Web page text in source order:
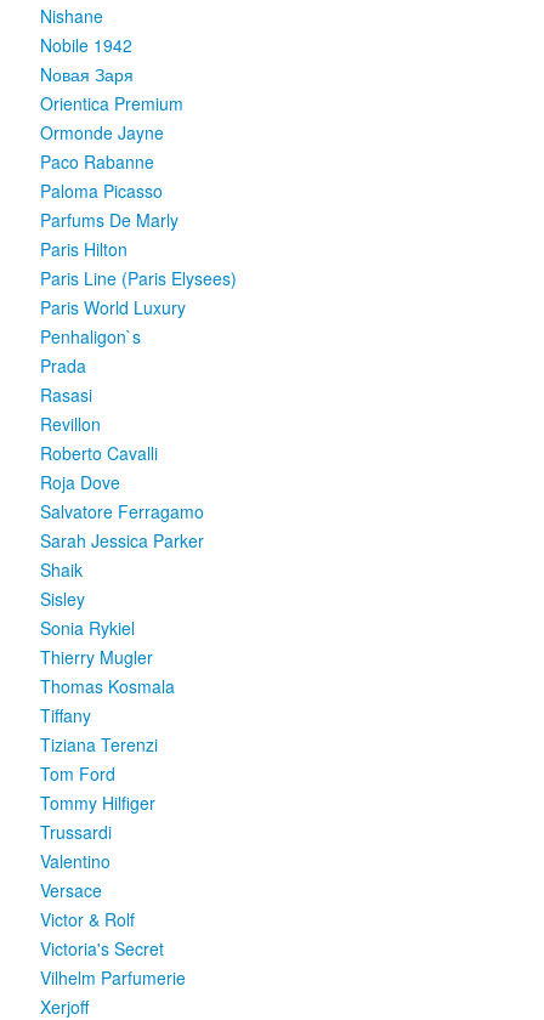
Nishane
Nobile 1942
Nовая Заря
Orientica Premium
Ormonde Jayne
Paco Rabanne
Paloma Picasso
Parfums De Marly
Paris Hilton
Paris Line (Paris Elysees)
Paris World Luxury
Penhaligon`s
Prada
Rasasi
Revillon
Roberto Cavalli
Roja Dove
Salvatore Ferragamo
Sarah Jessica Parker
Shaik
Sisley
Sonia Rykiel
Thierry Mugler
Thomas Kosmala
Tiffany
Tiziana Terenzi
Tom Ford
Tommy Hilfiger
Trussardi
Valentino
Versace
Victor & Rolf
Victoria's Secret
Vilhelm Parfumerie
Xerjoff